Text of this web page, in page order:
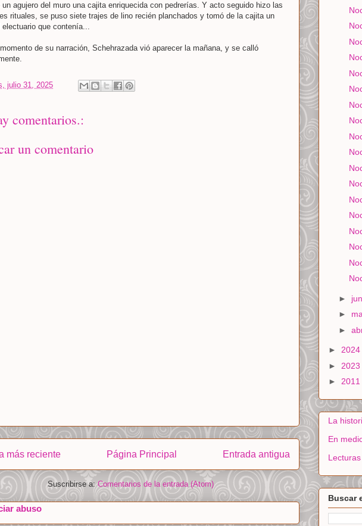
un agujero del muro una cajita enriquecida con pedrerías. Y acto seguido hizo las
rituales, se puso siete trajes de lino recién planchados y tomó de la cajita un
electuario que contenía...
de su narración, Schehrazada vió aparecer la mañana, y se calló
julio 31, 2025
comentarios.:
un comentario
más reciente Entrada antigua
Página Principal
Suscribirse a:Comentarios de la entrada (Atom)
abuso
►
►
►
► 2024
► 2023
► 2011
La
En
Buscar